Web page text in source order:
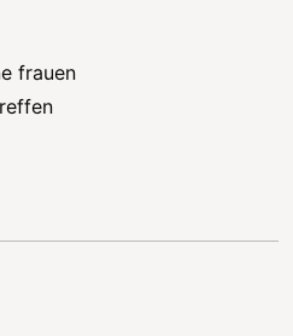
frauen